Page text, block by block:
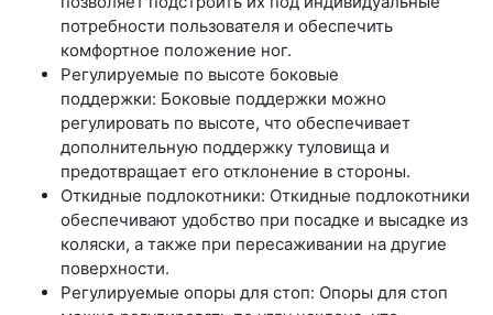
потребности пользователя и обеспечить
комфортное положение ног.
Регулируемые по высоте боковые
поддержки: Боковые поддержки можно
регулировать по высоте, что обеспечивает
дополнительную поддержку туловища и
предотвращает его отклонение в стороны.
Откидные подлокотники: Откидные подлокотники
обеспечивают удобство при посадке и высадке из
коляски, а также при пересаживании на другие
поверхности.
Регулируемые опоры для стоп: Опоры для стоп